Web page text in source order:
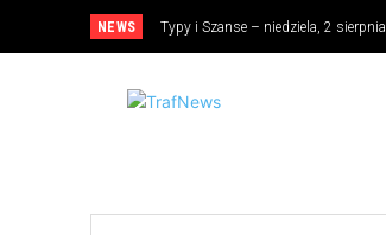
NEWS Typy i Szanse – niedziela, 2 sierpnia